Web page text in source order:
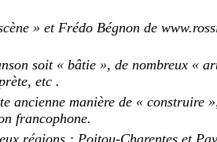
» et Frédo Bégnon de
soit « bâtie », de nombreux «
etc .
ancienne manière de « construire
francophone.
régions : Poitou-Charentes et